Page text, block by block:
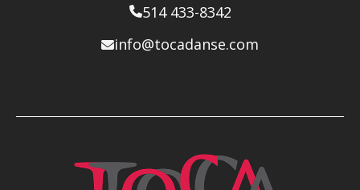
514 433-8342
info@tocadanse.com